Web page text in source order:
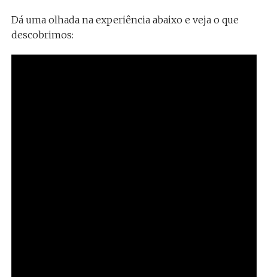
Dá uma olhada na experiência abaixo e veja o que
descobrimos: